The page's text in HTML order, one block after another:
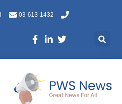
03-613-1432